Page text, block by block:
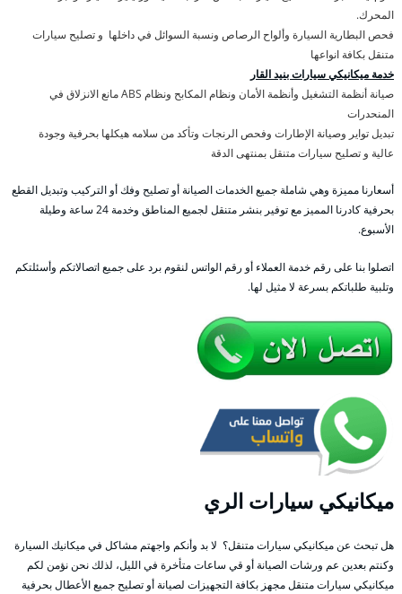
المحرك.
فحص البطارية السيارة وألواح الرصاص ونسبة السوائل في داخلها و تصليح سيارات
متنقل بكافة انواعها
خدمة ميكانيكي سيارات بنيد القار
صيانة أنظمة التشغيل وأنظمة الأمان ونظام المكابح ونظام ABS مانع الانزلاق في
المنحدرات
تبديل تواير وصيانة الإطارات وفحص الرنجات وتأكد من سلامه هيكلها بحرفية وجودة
عالية و تصليح سيارات متنقل بمنتهى الدقة
أسعارنا مميزة وهي شاملة جميع الخدمات الصيانة أو تصليح وفك أو التركيب وتبديل القطع
بحرفية كادرنا المميز مع توفير بنشر متنقل لجميع المناطق وخدمة 24 ساعة وطيلة
الأسبوع.
اتصلوا بنا على رقم خدمة العملاء أو رقم الواتس لنقوم برد على جميع اتصالاتكم وأسئلتكم
وتلبية طلباتكم بسرعة لا مثيل لها.
ميكانيكي سيارات الري
هل تبحث عن ميكانيكي سيارات متنقل؟ لا بد وأنكم واجهتم مشاكل في ميكانيك السيارة
وكنتم بعدين عم ورشات الصيانة أو قي ساعات متأخرة في الليل، لذلك نحن نؤمن لكم
ميكانيكي سيارات متنقل مجهز بكافة التجهيزات لصيانة أو تصليح جميع الأعطال بحرفية